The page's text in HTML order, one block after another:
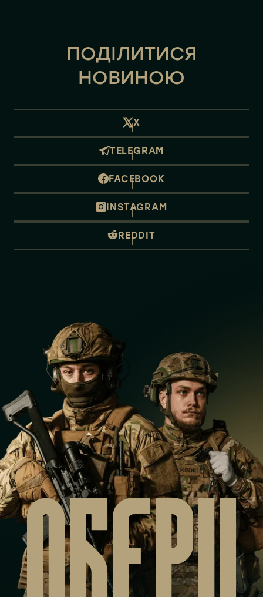
ПОДІЛИТИСЯ
НОВИНОЮ
X
TELEGRAM
FACEBOOK
INSTAGRAM
REDDIT